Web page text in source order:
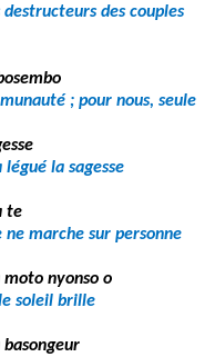
des couples
; pour nous, seule
la sagesse
te
marche sur personne
moto nyonso o
soleil brille